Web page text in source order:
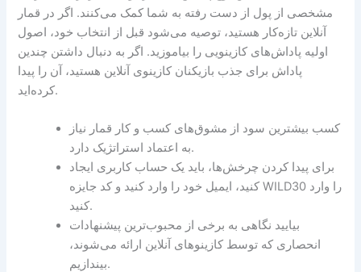
مشخصی از پول از دست رفته به شما کمک می‌کنند. اگر در قمار
آنلاین تازه‌کار هستید، توصیه می‌شود قبل از انتخاب خود، اصول
اولیه پاداش‌های کازینویی را بیاموزید. اگر به دنبال داشتن چندین
پاداش برای جذب بازیکنان کازینوی آنلاین هستید، آن را پیدا
کرده‌اید.
کسب بیشترین سود از مشوق‌های کسب و کار قمار نیاز
به اعتماد استراتژیک دارد.
برای پیدا کردن چرخش‌ها، باید یک حساب کاربری ایجاد
کنید، ایمیل خود را وارد کنید و کد جایزه WILD30 را وارد
کنید.
بیایید نگاهی به برخی از محبوب‌ترین پیشنهادات
انحصاری که توسط کازینوهای آنلاین ارائه می‌شوند،
بیندازیم.